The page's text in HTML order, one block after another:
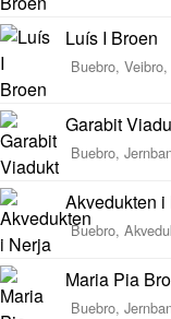
Luís I Broen
Buebro,
Garabit
Buebro,
Akvedukten i
Buebro,
Maria Pia
Buebro,